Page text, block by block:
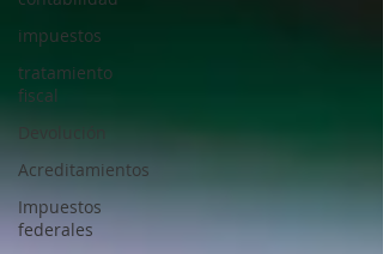
impuestos
tratamiento
fiscal
Devolución
Acreditamientos
Impuestos
federales